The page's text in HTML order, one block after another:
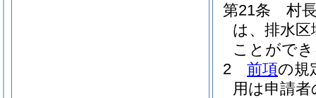
第21条
村
は、排水
ことがで
2
前項の規
用は申請